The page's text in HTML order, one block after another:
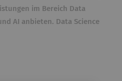
im Bereich Data
AI anbieten. Data Science